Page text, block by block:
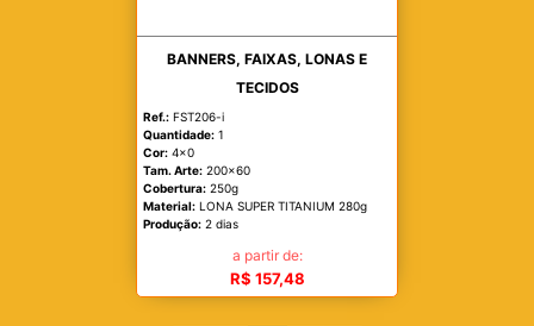
BANNERS, FAIXAS, LONAS E
TECIDOS
Ref.: FST206-i
Quantidade: 1
Cor: 4x0
Tam. Arte: 200x60
Cobertura: 250g
Material: LONA SUPER TITANIUM 280g
Produção: 2 dias
a partir de:
R$ 157,48